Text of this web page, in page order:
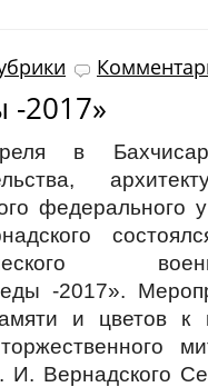
-2017»
в
федерального
военно-
-2017».
и цветов к
Вернадского